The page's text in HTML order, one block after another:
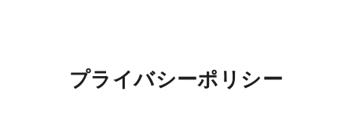
プライバシーポリシー